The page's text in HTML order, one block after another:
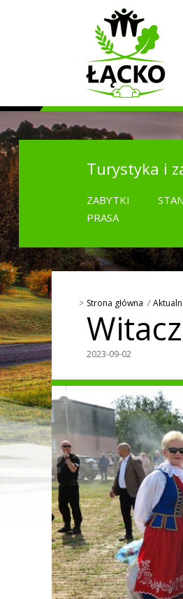
Turystyka i
ZABYTKI
PRASA
Strona główna
2023-09-02